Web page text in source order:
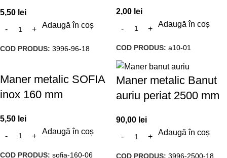
5,50 lei
Adaugă în coș
COD PRODUS: 3996-96-18
2,00 lei
Adaugă în coș
COD PRODUS: a10-01
Maner metalic SOFIA
inox 160 mm
5,50 lei
Adaugă în coș
COD PRODUS: sofia-160-06
Maner metalic Banut
auriu periat 2500 mm
90,00 lei
Adaugă în coș
COD PRODUS: 3996-2500-18